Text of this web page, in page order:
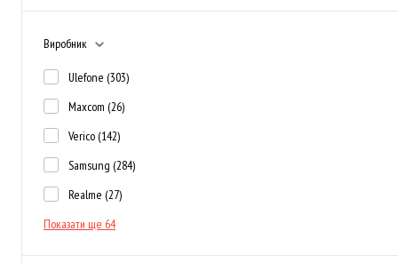
Виробник
Ulefone (303)
Maxcom (26)
Verico (142)
Samsung (284)
Realme (27)
Показати ще 64